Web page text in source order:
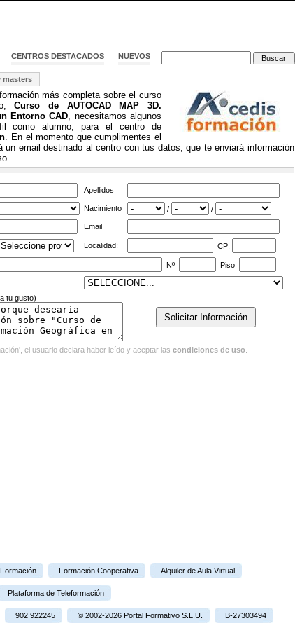
CENTROS DESTACADOS NUEVOS
masters
más completa sobre el curso
Curso de AUTOCAD MAP 3D.
Entorno CAD, necesitamos algunos
como alumno, para el centro de
. En el momento que cumplimentes el
un email destinado al centro con tus datos, que te enviará información
Apellidos
Nacimiento / /
Email
Localidad: CP:
Nº Piso
tu gusto)
el usuario declara haber leído y aceptar las condiciones de uso
Formación Cooperativa Alquiler de Aula Virtual
Plataforma de Teleformación
902 922245 © 2002-2026 Portal Formativo S.L.U. B-27303494